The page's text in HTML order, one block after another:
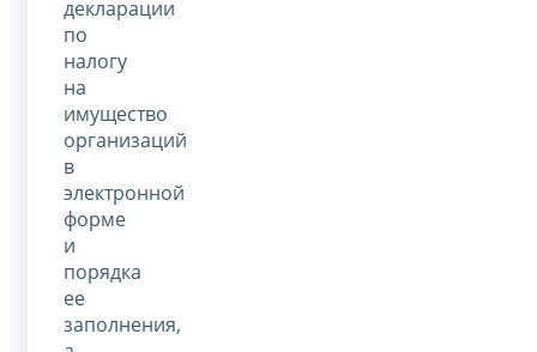
декларации
по
налогу
на
имущество
организаций
в
электронной
форме
и
порядка
ее
заполнения,